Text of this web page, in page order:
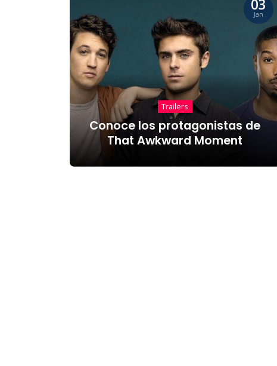
03
Jan
Trailers
Conoce los protagonistas de
That Awkward Moment